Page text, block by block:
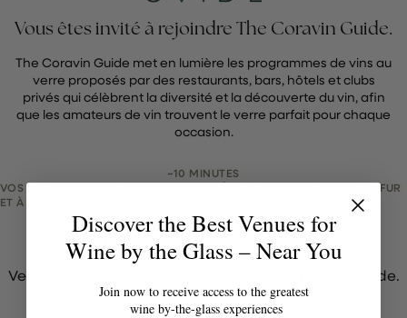
Vous êtes invité à rejoindre The Coravin Guide.
The Coravin Guide met en lumière les programmes de vins au
verre proposés par des restaurants, bars, hôtels et clubs
privés qui célèbrent la diversité et la découverte du vin, afin
que les amateurs de vin trouvent le verre parfait pour chaque
occasion.
~10 MINUTES
VOS MODIFICATIONS SONT ENREGISTRÉES AUTOMATIQUEMENT AU FUR
ET À MESURE.
Jeton invalide ou expiré
Veuillez contacter l'administrateur pour un jeton valide.
Discover the Best Venues for
Wine by the Glass – Near You
Join now to receive access to the greatest
wine by-the-glass experiences